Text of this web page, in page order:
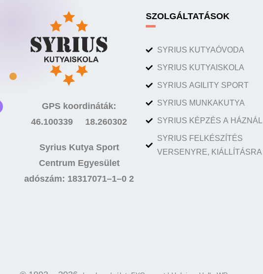
GPS koordináták:
46.100339 18.260302
Syrius Kutya Sport
Centrum Egyesület
adószám: 18317071–1–0 2
SZOLGÁLTATÁSOK
SYRIUS KUTYAÓVODA
SYRIUS KUTYAISKOLA
SYRIUS AGILITY SPORT
SYRIUS MUNKAKUTYA
SYRIUS KÉPZÉS A HÁZNÁL
SYRIUS FELKÉSZÍTÉS
VERSENYRE, KIÁLLÍTÁSRA